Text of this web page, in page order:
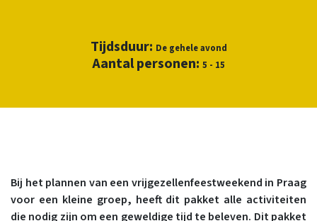
Tijdsduur: De gehele avond
Aantal personen: 5 - 15
Bij het plannen van een vrijgezellenfeestweekend in Praag
voor een kleine groep, heeft dit pakket alle activiteiten
die nodig zijn om een ​​geweldige tijd te beleven. Dit pakket